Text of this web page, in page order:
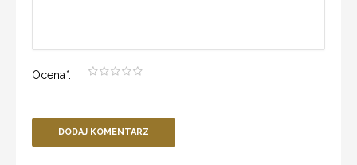
Ocena*:
DODAJ KOMENTARZ